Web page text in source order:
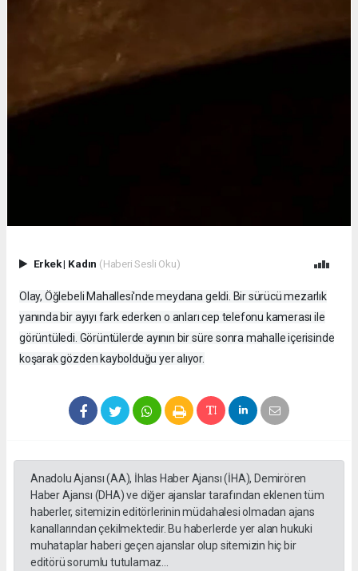
Erkek| Kadın (Haberi Sesli Oku)
Olay, Öğlebeli Mahallesi'nde meydana geldi. Bir sürücü mezarlık
yanında bir ayıyı fark ederken o anları cep telefonu kamerası ile
görüntüledi. Görüntülerde ayının bir süre sonra mahalle içerisinde
koşarak gözden kaybolduğu yer alıyor.
Anadolu Ajansı (AA), İhlas Haber Ajansı (İHA), Demirören
Haber Ajansı (DHA) ve diğer ajanslar tarafından eklenen tüm
haberler, sitemizin editörlerinin müdahalesi olmadan ajans
kanallarından çekilmektedir. Bu haberlerde yer alan hukuki
muhataplar haberi geçen ajanslar olup sitemizin hiç bir
editörü sorumlu tutulamaz...